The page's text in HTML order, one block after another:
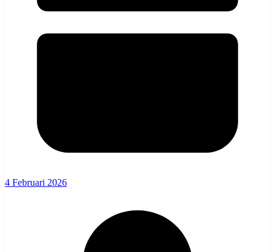
4 Februari 2026